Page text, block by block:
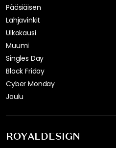
ROYALDESIGN
Pääsiäisen
Lahjavinkit
Ulkokausi
Muumi
Singles Day
Black Friday
Cyber Monday
Joulu